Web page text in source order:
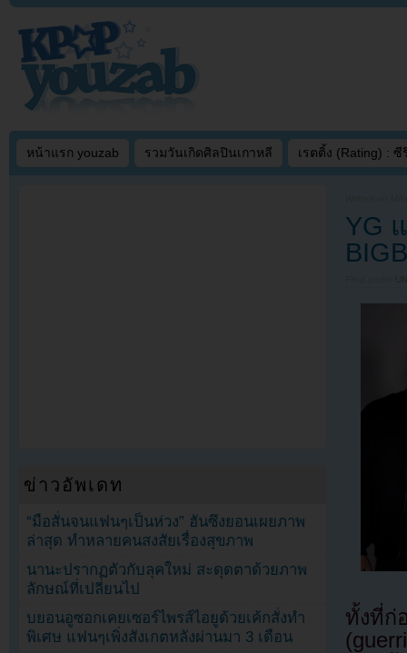
หน้าแรก youzab รวมวันเกิดศิลปินเกาหลี เรตติ้ง (Rating) : ซี
YG
ทั้งที่ก่
ข่าวอัพเดท
“มือสั่นจนแฟนๆเป็นห่วง” ฮันซึงยอนเผยภาพ
ล่าสุด ทำหลายคนสงสัยเรื่องสุขภาพ
นานะปรากฏตัวกับลุคใหม่ สะดุดตาด้วยภาพ
ลักษณ์ที่เปลี่ยนไป
บยอนอูซอกเคยเซอร์ไพรส์ไอยูด้วยเค้กสั่งทำ
พิเศษ แฟนๆเพิ่งสังเกตหลังผ่านมา 3 เดือน